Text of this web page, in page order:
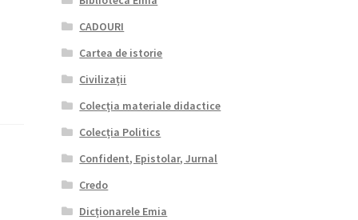
CADOURI
Cartea de istorie
Civilizații
Colecția materiale didactice
Colecția Politics
Confident, Epistolar, Jurnal
Credo
Dicționarele Emia